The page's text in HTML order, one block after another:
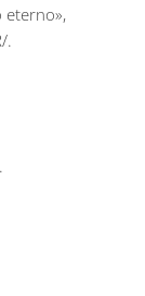
eterno»,
.